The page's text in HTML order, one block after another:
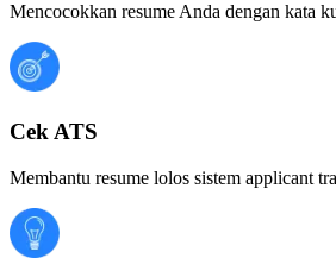
Mencocokkan resume Anda dengan kata
Cek ATS
Membantu resume lolos sistem applicant